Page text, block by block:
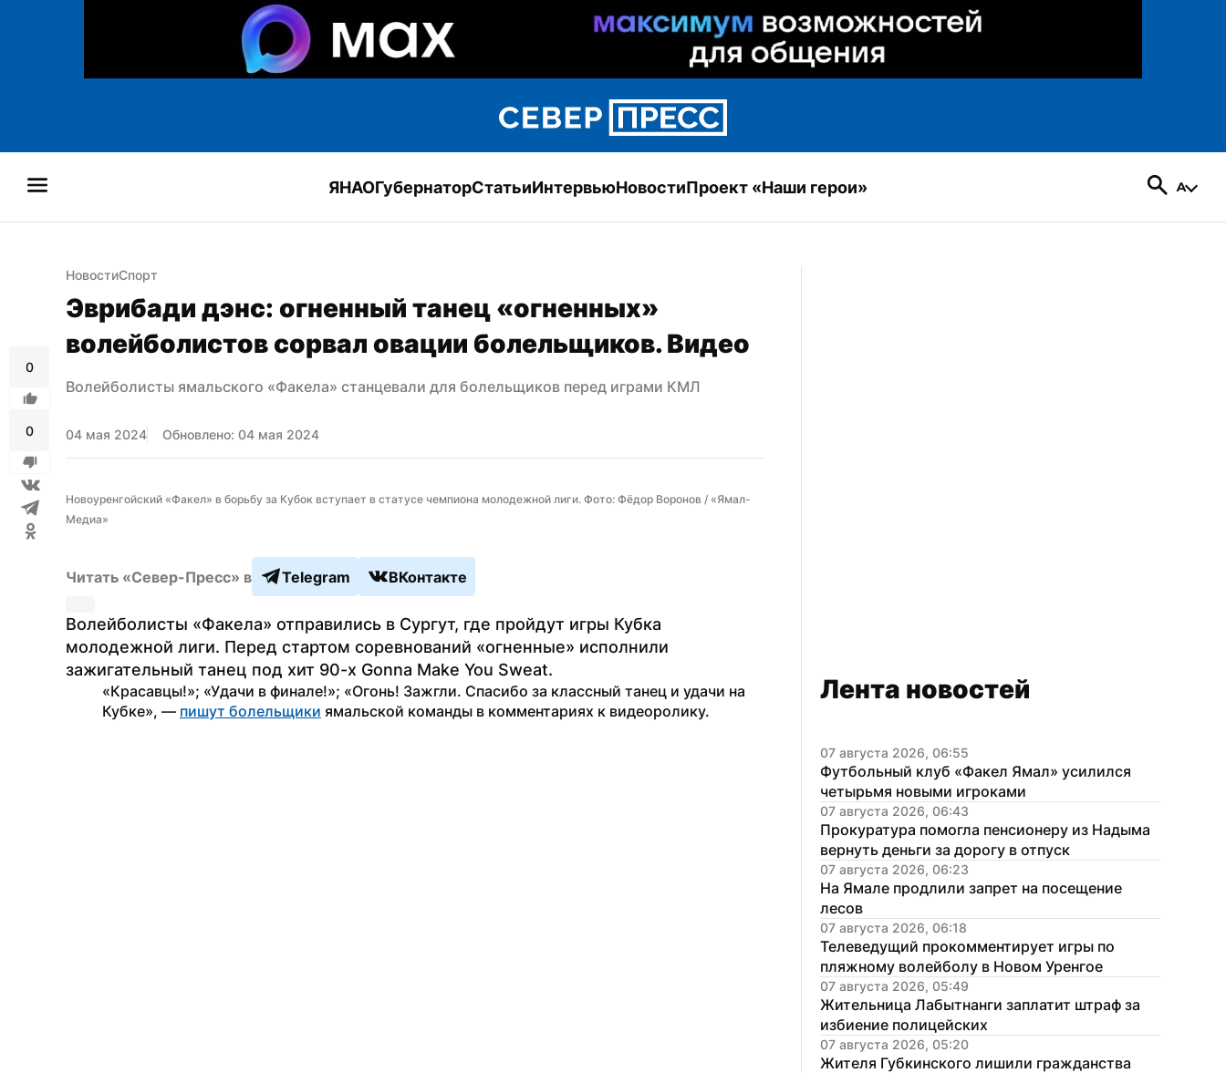
ЯНАОГубернаторСтатьиИнтервьюНовостиПроект «Наши герои»
0
0
НовостиСпорт
Эврибади дэнс: огненный танец «огненных»
волейболистов сорвал овации болельщиков. Видео
Волейболисты ямальского «Факела» станцевали для болельщиков перед играми КМЛ
04 мая 2024 Обновлено: 04 мая 2024
Новоуренгойский «Факел» в борьбу за Кубок вступает в статусе чемпиона молодежной лиги. Фото: Фёдор Воронов / «Ямал-
Медиа»
Читать «Север-Пресс» в Telegram ВКонтакте
Волейболисты «Факела» отправились в Сургут, где пройдут игры Кубка
молодежной лиги. Перед стартом соревнований «огненные» исполнили
зажигательный танец под хит 90-х Gonna Make You Sweat.
«Красавцы!»; «Удачи в финале!»; «Огонь! Зажгли. Спасибо за классный танец и удачи на
Кубке», — пишут болельщики ямальской команды в комментариях к видеоролику.
Лента новостей
07 августа 2026, 06:55
Футбольный клуб «Факел Ямал» усилился
четырьмя новыми игроками
07 августа 2026, 06:43
Прокуратура помогла пенсионеру из Надыма
вернуть деньги за дорогу в отпуск
07 августа 2026, 06:23
На Ямале продлили запрет на посещение
лесов
07 августа 2026, 06:18
Телеведущий прокомментирует игры по
пляжному волейболу в Новом Уренгое
07 августа 2026, 05:49
Жительница Лабытнанги заплатит штраф за
избиение полицейских
07 августа 2026, 05:20
Жителя Губкинского лишили гражданства